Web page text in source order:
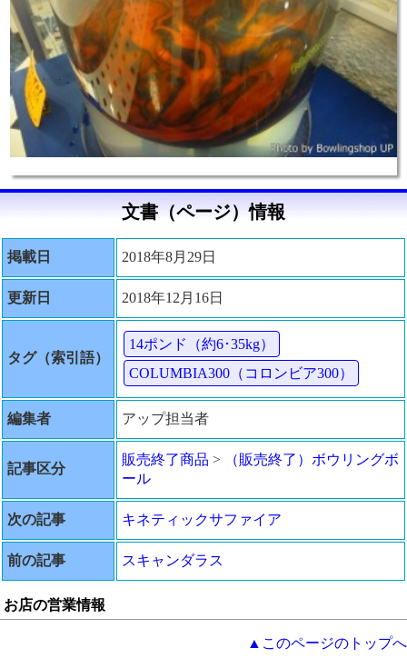
文書（ページ）情報
掲載日 2018年8月29日
更新日 2018年12月16日
タグ（索引語）
14ポンド（約6･35kg）
COLUMBIA300（コロンビア300）
編集者 アップ担当者
記事区分
販売終了商品 >
（販売終了）ボウリングボ
ール
次の記事 キネティックサファイア
前の記事 スキャンダラス
お店の営業情報
▲このページのトップへ